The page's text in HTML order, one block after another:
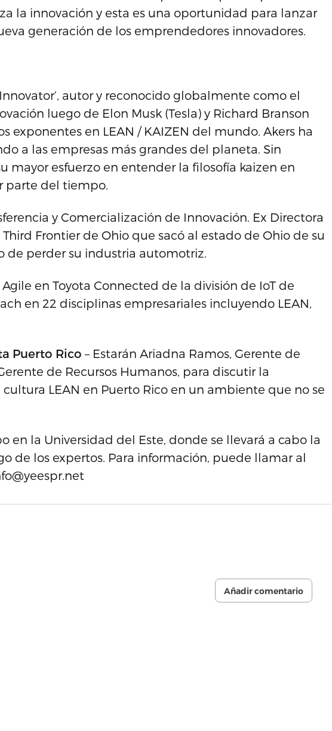
la innovación y esta es una oportunidad para lanzar
generación de los emprendedores innovadores.
Innovator’, autor y reconocido globalmente como el
luego de Elon Musk (Tesla) y Richard Branson
exponentes en LEAN / KAIZEN del mundo. Akers ha
a las empresas más grandes del planeta. Sin
mayor esfuerzo en entender la filosofía kaizen en
parte del tiempo.
y Comercialización de Innovación. Ex Directora
Frontier de Ohio que sacó al estado de Ohio de su
de perder su industria automotriz.
en Toyota Connected de la división de IoT de
en 22 disciplinas empresariales incluyendo LEAN,
Puerto Rico – Estarán Ariadna Ramos, Gerente de
de Recursos Humanos, para discutir la
LEAN en Puerto Rico en un ambiente que no se
en la Universidad del Este, donde se llevará a cabo la
de los expertos. Para información, puede llamar al
Añadir comentario